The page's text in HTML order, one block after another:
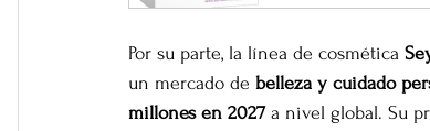
Por su parte, la línea de cosmética
un mercado de belleza y cuidado
millones en 2027 a nivel global. Su